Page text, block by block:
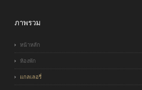
ภาพรวม
หน้าหลัก
ห้องพัก
แกลเลอรี่